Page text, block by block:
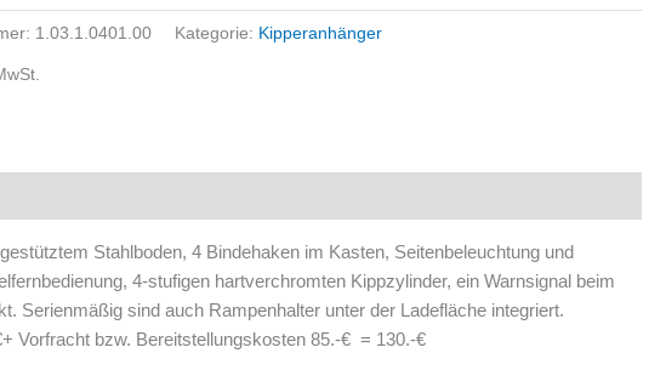
1.03.1.0401.00 Kategorie: Kipperanhänger
Stahlboden, 4 Bindehaken im Kasten, Seitenbeleuchtung und
4-stufigen hartverchromten Kippzylinder, ein Warnsignal beim
Serienmäßig sind auch Rampenhalter unter der Ladefläche integriert.
Vorfracht bzw. Bereitstellungskosten 85.-€ = 130.-€